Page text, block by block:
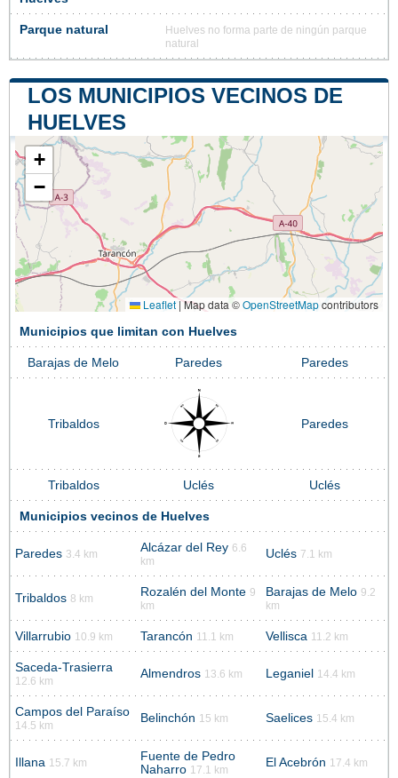
Parque natural
Huelves no forma parte de ningún parque
natural
LOS MUNICIPIOS VECINOS DE
HUELVES
+
−
Leaflet|Map data ©OpenStreetMapcontributors
Municipios que limitan con Huelves
Barajas de Melo Paredes Paredes
Tribaldos Paredes
Tribaldos Uclés Uclés
Municipios vecinos de Huelves
Paredes 3.4 km Alcázar del Rey 6.6
km
Uclés 7.1 km
Tribaldos 8 km Rozalén del Monte 9
km
Barajas de Melo 9.2
km
Villarrubio 10.9 km Tarancón 11.1 km Vellisca 11.2 km
Saceda-Trasierra
12.6 km
Almendros 13.6 km Leganiel 14.4 km
Campos del Paraíso
14.5 km
Belinchón 15 km Saelices 15.4 km
Illana 15.7 km
Fuente de Pedro
Naharro 17.1 km
El Acebrón 17.4 km